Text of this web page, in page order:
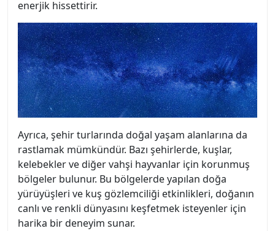
enerjik hissettirir.
Ayrıca, şehir turlarında doğal yaşam alanlarına da
rastlamak mümkündür. Bazı şehirlerde, kuşlar,
kelebekler ve diğer vahşi hayvanlar için korunmuş
bölgeler bulunur. Bu bölgelerde yapılan doğa
yürüyüşleri ve kuş gözlemciliği etkinlikleri, doğanın
canlı ve renkli dünyasını keşfetmek isteyenler için
harika bir deneyim sunar.